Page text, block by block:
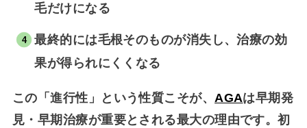
毛だけになる
最終的には毛根そのものが消失し、治療の効
果が得られにくくなる
この「進行性」という性質こそが、AGAは早期発
見・早期治療が重要とされる最大の理由です。初